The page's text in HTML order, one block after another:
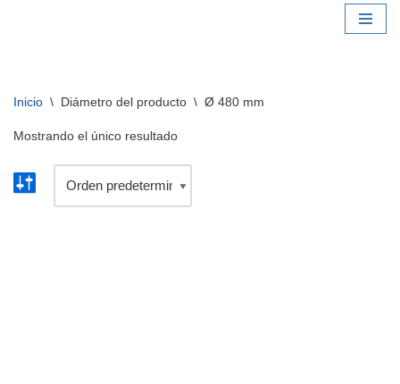
Inicio \ Diámetro del producto \ Ø 480 mm
Mostrando el único resultado